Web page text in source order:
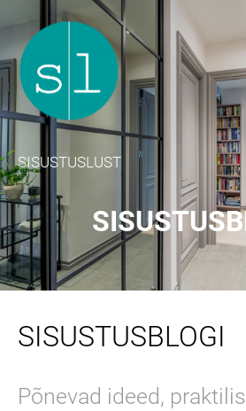
SISUSTUSLUST
SISUSTUSBLOGI
Põnevad ideed,